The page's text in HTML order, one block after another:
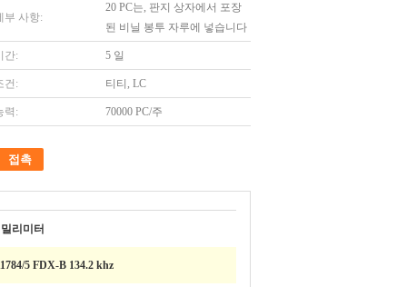
부 사항:
20 PC는, 판지 상자에서 포장
된 비닐 봉투 자루에 넣습니다
간: 5 일
건: 티티, LC
력: 70000 PC/주
접촉
리미터
5 FDX-B 134.2 khz